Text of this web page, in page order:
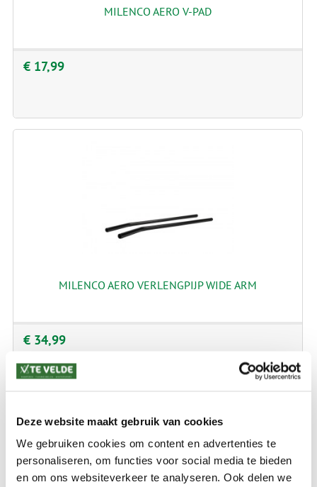
Deze website maakt gebruik van cookies
We gebruiken cookies om content en advertenties te
personaliseren, om functies voor social media te bieden
en om ons websiteverkeer te analyseren. Ook delen we
MILENCO AERO V-PAD
€ 17,99
MILENCO AERO VERLENGPIJP WIDE ARM
€ 34,99